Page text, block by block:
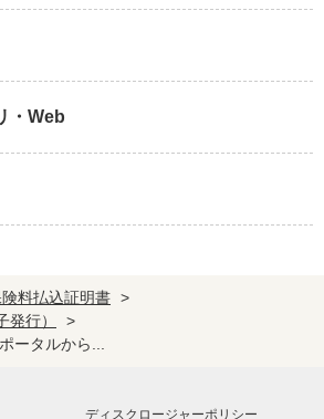
・Web
料払込証明書 >
行）
>
ータルから...
ディスクロージャーポリシー